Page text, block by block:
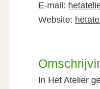
E-mail:
Website:
In Het Atelier